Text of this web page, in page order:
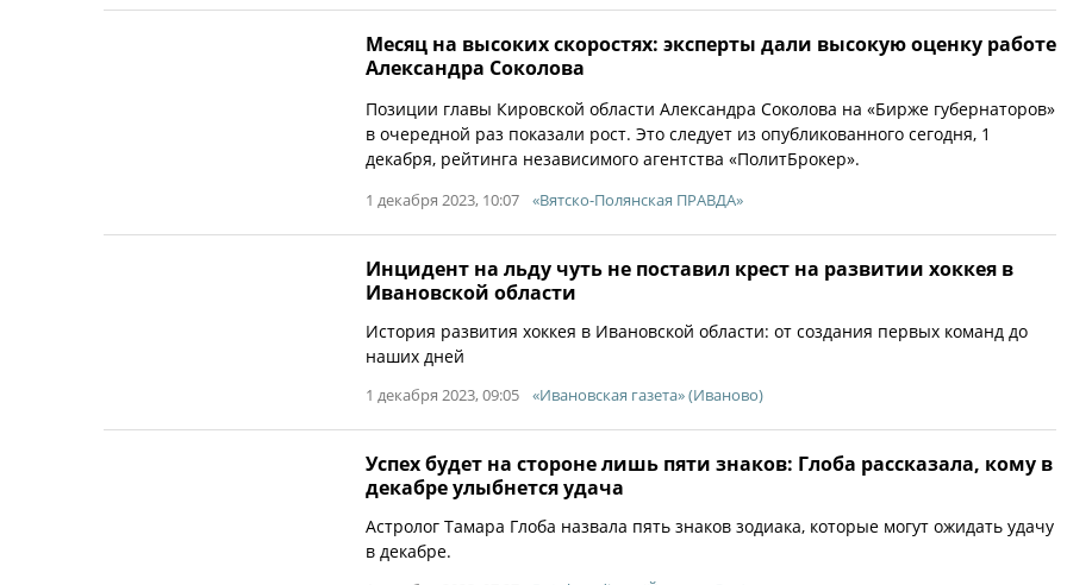
Месяц на высоких скоростях: эксперты дали высокую оценку работе
Александра Соколова
Позиции главы Кировской области Александра Соколова на «Бирже губернаторов»
в очередной раз показали рост. Это следует из опубликованного сегодня, 1
декабря, рейтинга независимого агентства «ПолитБрокер».
1 декабря 2023, 10:07 «Вятско-Полянская ПРАВДА»
Инцидент на льду чуть не поставил крест на развитии хоккея в
Ивановской области
История развития хоккея в Ивановской области: от создания первых команд до
наших дней
1 декабря 2023, 09:05 «Ивановская газета» (Иваново)
Успех будет на стороне лишь пяти знаков: Глоба рассказала, кому в
декабре улыбнется удача
Астролог Тамара Глоба назвала пять знаков зодиака, которые могут ожидать удачу
в декабре.